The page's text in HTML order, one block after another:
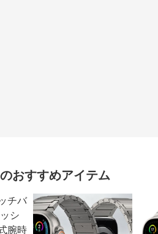
のおすすめアイテム